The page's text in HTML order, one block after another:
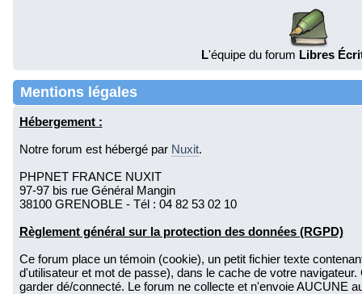
L'équipe du forum Libres
Mentions légales
Hébergement :
Notre forum est hébergé par Nuxit.
PHPNET FRANCE NUXIT
97-97 bis rue Général Mangin
38100 GRENOBLE - Tél : 04 82 53 02 10
Règlement général sur la protection des données (RGPD)
Ce forum place un témoin (cookie), un petit fichier texte
d'utilisateur et mot de passe), dans le cache de votre
garder dé/connecté. Le forum ne collecte et n'envoie AUCUNE